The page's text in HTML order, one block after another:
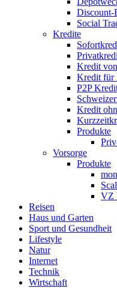
Discount-
Social
Kredite
Kredit
Kredit für
P2P
Kredit
Produkte
Vorsorge
Produkte
VZ
Reisen
Haus und Garten
Sport und Gesundheit
Lifestyle
Natur
Internet
Technik
Wirtschaft